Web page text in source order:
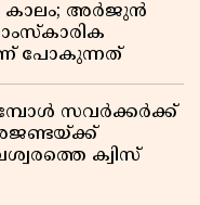
കാലം; അർജുൻ
പോകുന്നത്
സവർക്കർക്ക്
ക്വിസ്